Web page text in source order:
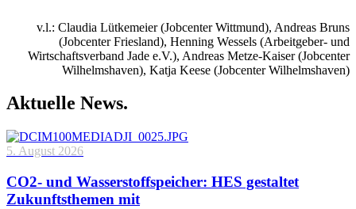
v.l.: Claudia Lütkemeier (Jobcenter Wittmund), Andreas Bruns
(Jobcenter Friesland), Henning Wessels (Arbeitgeber- und
Wirtschaftsverband Jade e.V.), Andreas Metze-Kaiser (Jobcenter
Wilhelmshaven), Katja Keese (Jobcenter Wilhelmshaven)
Aktuelle News.
5. August 2026
CO2- und Wasserstoffspeicher: HES gestaltet
Zukunftsthemen mit